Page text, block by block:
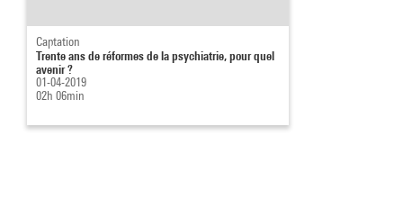
Captation
Trente ans de réformes de la psychiatrie, pour quel
avenir ?
01-04-2019
02h 06min